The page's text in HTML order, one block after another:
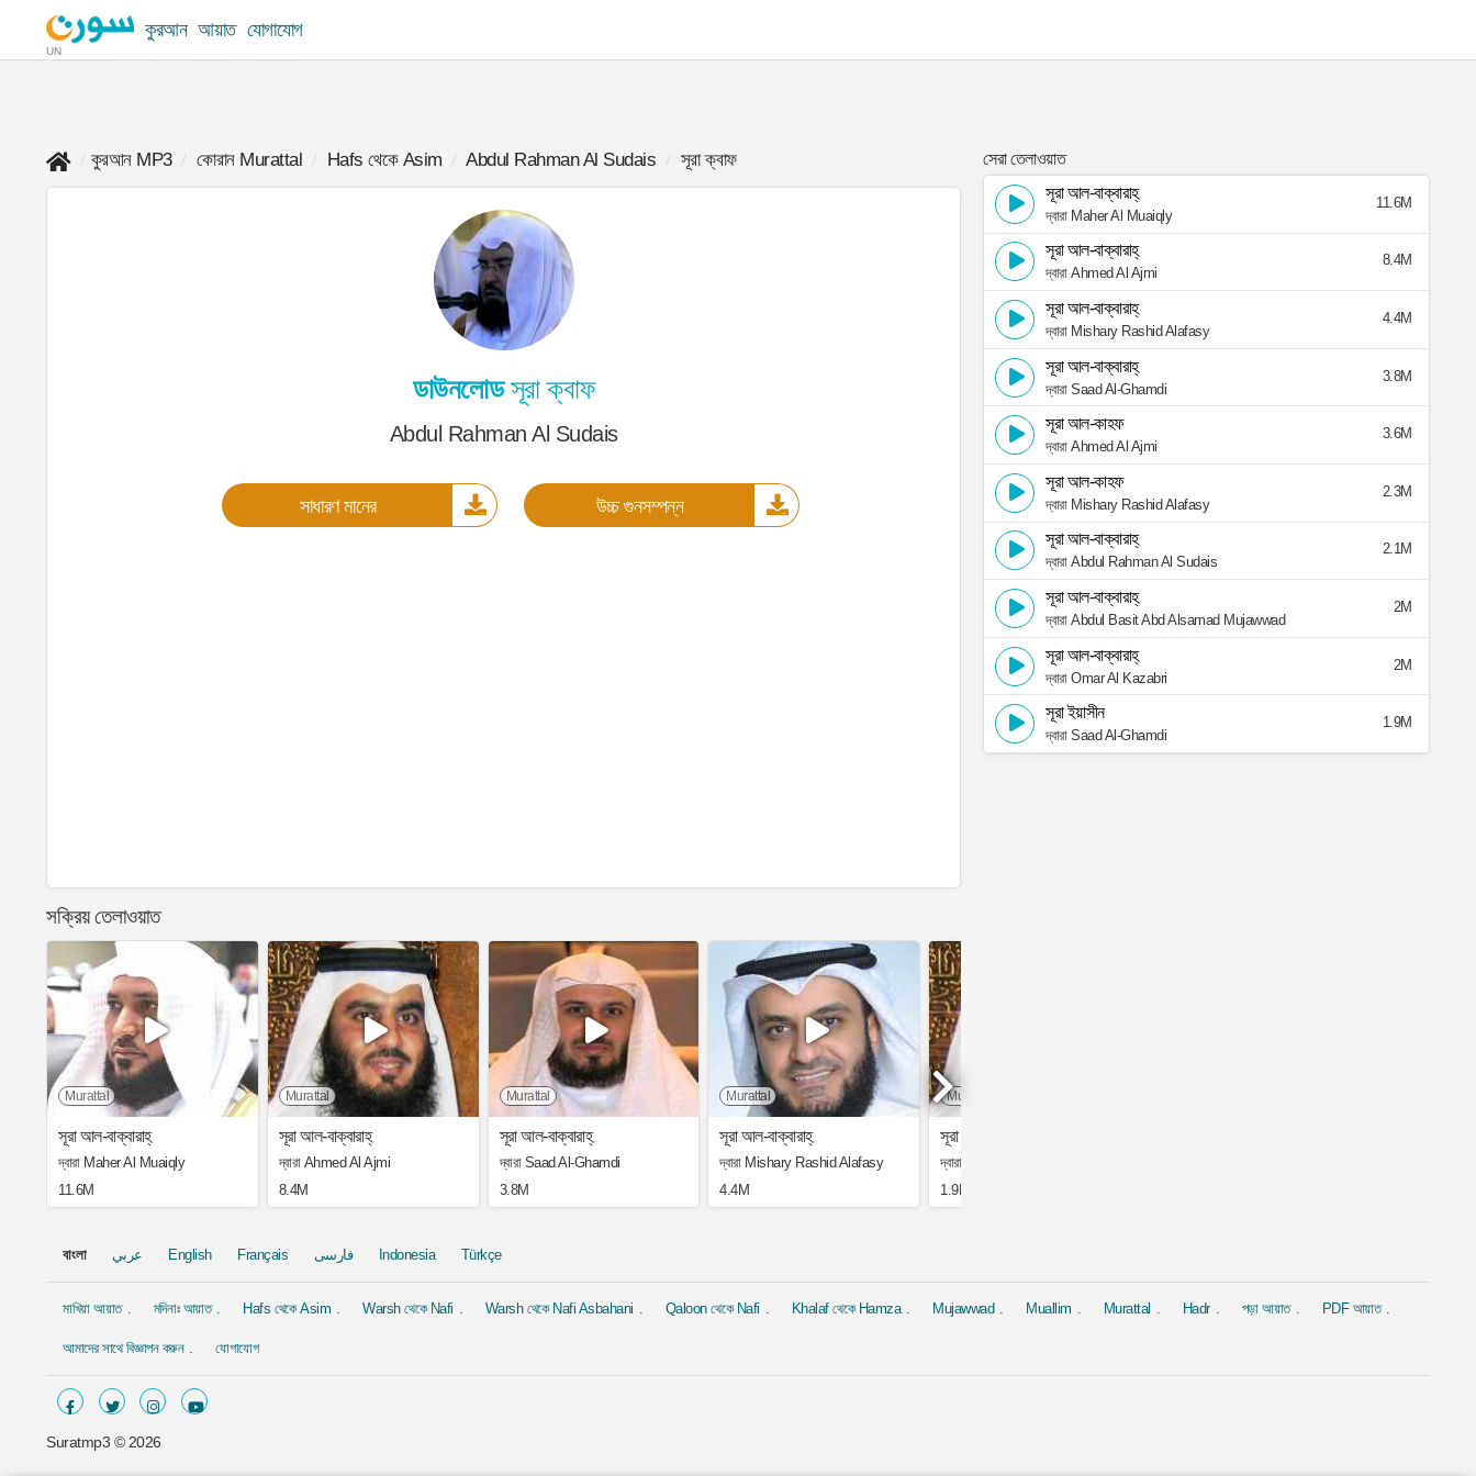
UN
কুরআন আয়াত যোগাযোগ
কুরআন MP3 কোরান Murattal Hafs থেকে Asim Abdul Rahman Al Sudais সূরা ক্বাফ
ডাউনলোডসূরা ক্বাফ
Abdul Rahman Al Sudais
সাধারণ মানের উচ্চ গুনসম্পন্ন
সক্রিয় তেলাওয়াত
Murattal
সূরা আল-বাক্বারাহ্
দ্বারা Maher Al Muaiqly
11.6M
Murattal
সূরা আল-বাক্বারাহ্
দ্বারা Ahmed Al Ajmi
8.4M
Murattal
সূরা আল-বাক্বারাহ্
দ্বারা Saad Al-Ghamdi
3.8M
Murattal
সূরা আল-বাক্বারাহ্
দ্বারা Mishary Rashid Alafasy
4.4M
Murattal
সূরা ইয়াসীন
দ্বারা Ahmed Al Ajmi
1.9M
সেরা তেলাওয়াত
সূরা আল-বাক্বারাহ্
দ্বারা Maher Al Muaiqly
11.6M
সূরা আল-বাক্বারাহ্
দ্বারা Ahmed Al Ajmi
8.4M
সূরা আল-বাক্বারাহ্
দ্বারা Mishary Rashid Alafasy
4.4M
সূরা আল-বাক্বারাহ্
দ্বারা Saad Al-Ghamdi
3.8M
সূরা আল-কাহফ
দ্বারা Ahmed Al Ajmi
3.6M
সূরা আল-কাহফ
দ্বারা Mishary Rashid Alafasy
2.3M
সূরা আল-বাক্বারাহ্
দ্বারা Abdul Rahman Al Sudais
2.1M
সূরা আল-বাক্বারাহ্
দ্বারা Abdul Basit Abd Alsamad Mujawwad
2M
সূরা আল-বাক্বারাহ্
দ্বারা Omar Al Kazabri
2M
সূরা ইয়াসীন
দ্বারা Saad Al-Ghamdi
1.9M
বাংলা عربي English Français فارسی Indonesia Türkçe
মাখিয়া আয়াত মদিনাঃ আয়াত Hafs থেকে Asim Warsh থেকে Nafi Warsh থেকে Nafi Asbahani Qaloon থেকে Nafi Khalaf থেকে Hamza Mujawwad Muallim Murattal Hadr পড়া আয়াত PDF আয়াত
আমাদের সাথে বিজ্ঞাপন করুন যোগাযোগ
Suratmp3 © 2026